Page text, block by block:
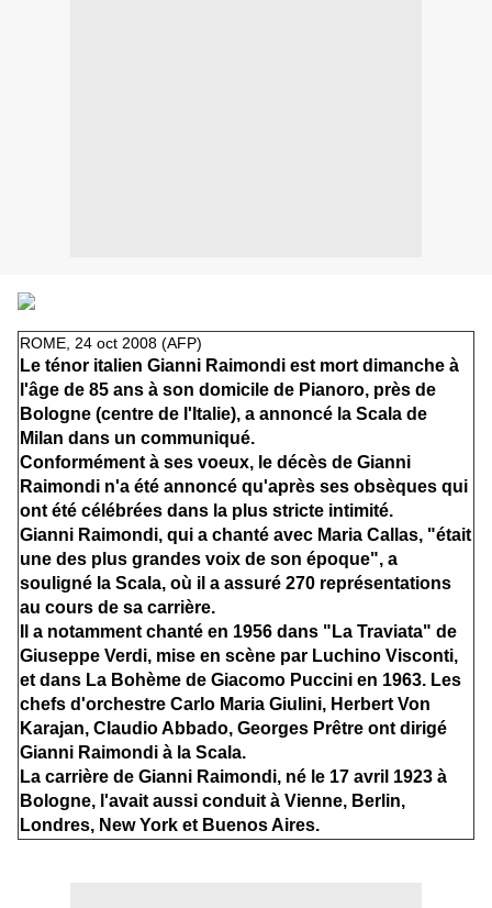
ROME, 24 oct 2008 (AFP)
Le ténor italien Gianni Raimondi est mort dimanche à
l'âge de 85 ans à son domicile de Pianoro, près de
Bologne (centre de l'Italie), a annoncé la Scala de
Milan dans un communiqué.
Conformément à ses voeux, le décès de Gianni
Raimondi n'a été annoncé qu'après ses obsèques qui
ont été célébrées dans la plus stricte intimité.
Gianni Raimondi, qui a chanté avec Maria Callas, "était
une des plus grandes voix de son époque", a
souligné la Scala, où il a assuré 270 représentations
au cours de sa carrière.
Il a notamment chanté en 1956 dans "La Traviata" de
Giuseppe Verdi, mise en scène par Luchino Visconti,
et dans La Bohème de Giacomo Puccini en 1963. Les
chefs d'orchestre Carlo Maria Giulini, Herbert Von
Karajan, Claudio Abbado, Georges Prêtre ont dirigé
Gianni Raimondi à la Scala.
La carrière de Gianni Raimondi, né le 17 avril 1923 à
Bologne, l'avait aussi conduit à Vienne, Berlin,
Londres, New York et Buenos Aires.